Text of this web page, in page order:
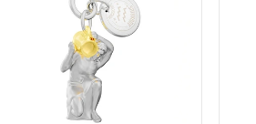
KIKKERLAND454₺ ile 567₺ Arası